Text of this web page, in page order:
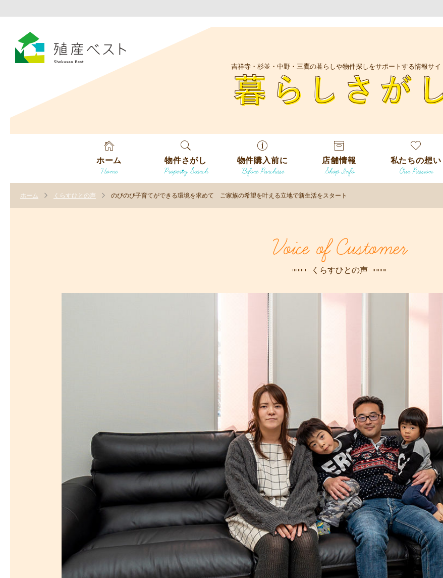
吉祥寺・杉並・中野・三鷹の暮らしや物件探しをサポートする情報サイ
ホーム
Home
物件さがし
Property Search
す
駅から
物件購入前に
Before Purchase
店舗情報
Shop Info
荻窪店
私たちの想い
Our Passion
ホーム くらすひとの声 のびのび子育てができる環境を求めて ご家族の希望を叶える立地で新生活をスタート
Voice of Customer
くらすひとの声